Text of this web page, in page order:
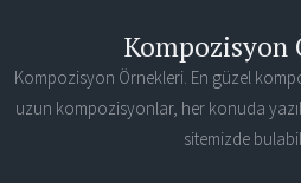
Kompozisyon
Kompozisyon Örnekleri. En güzel
uzun kompozisyonlar, her konuda
sitemizde